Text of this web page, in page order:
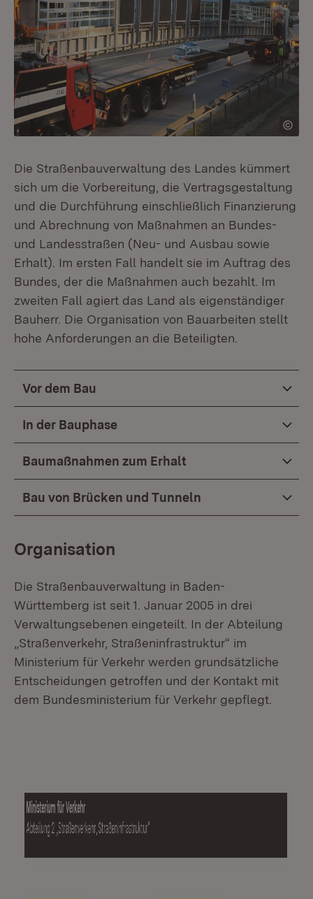
Die Straßenbauverwaltung des Landes kümmert
sich um die Vorbereitung, die Vertragsgestaltung
und die Durchführung einschließlich Finanzierung
und Abrechnung von Maßnahmen an Bundes-
und Landesstraßen (Neu- und Ausbau sowie
Erhalt). Im ersten Fall handelt sie im Auftrag des
Bundes, der die Maßnahmen auch bezahlt. Im
zweiten Fall agiert das Land als eigenständiger
Bauherr. Die Organisation von Bauarbeiten stellt
hohe Anforderungen an die Beteiligten.
Vor dem Bau
In der Bauphase
Baumaßnahmen zum Erhalt
Bau von Brücken und Tunneln
Organisation
Die Straßenbauverwaltung in Baden-
Württemberg ist seit 1. Januar 2005 in drei
Verwaltungsebenen eingeteilt. In der Abteilung
„Straßenverkehr, Straßeninfrastruktur“ im
Ministerium für Verkehr werden grundsätzliche
Entscheidungen getroffen und der Kontakt mit
dem Bundesministerium für Verkehr gepflegt.